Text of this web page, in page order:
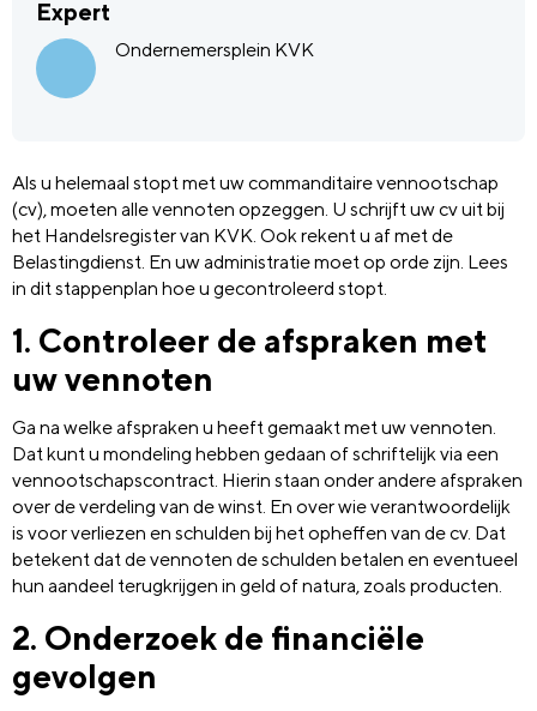
Expert
Ondernemersplein KVK
Als u helemaal stopt met uw commanditaire vennootschap
(cv), moeten alle vennoten opzeggen. U schrijft uw cv uit bij
het Handelsregister van KVK. Ook rekent u af met de
Belastingdienst. En uw administratie moet op orde zijn. Lees
in dit stappenplan hoe u gecontroleerd stopt.
1. Controleer de afspraken met
uw vennoten
Ga na welke afspraken u heeft gemaakt met uw vennoten.
Dat kunt u mondeling hebben gedaan of schriftelijk via een
vennootschapscontract. Hierin staan onder andere afspraken
over de verdeling van de winst. En over wie verantwoordelijk
is voor verliezen en schulden bij het opheffen van de cv. Dat
betekent dat de vennoten de schulden betalen en eventueel
hun aandeel terugkrijgen in geld of natura, zoals producten.
2. Onderzoek de financiële
gevolgen